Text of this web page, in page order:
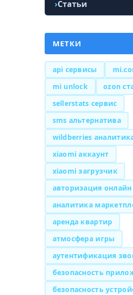
Статьи
МЕТКИ
api сервисы
mi unlock
ozon
sellerstats сервис
sms альтернатива
wildberries
xiaomi аккаунт
xiaomi загрузчик
авторизация онлайн
аналитика
аренда квартир
атмосфера игры
аутентификация
безопасность
безопасность